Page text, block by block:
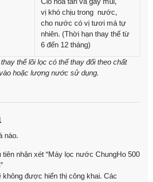
vị khó chịu trong nước,
cho nước có vị tươi má tự
nhiên. (Thời hạn thay thế từ
6 đến 12 tháng)
thế lõi lọc có thể thay đổi theo chất
hoặc lượng nước sử dụng.
nào.
tiên nhận xét “Máy lọc nước ChungHo 500
không được hiển thị công khai. Các